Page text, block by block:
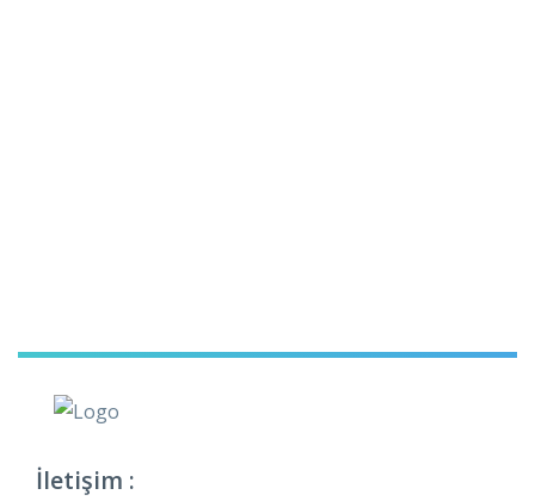
İletişim :